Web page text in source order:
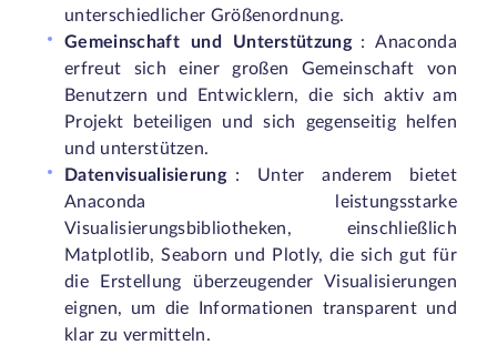
unterschiedlicher Größenordnung.
Gemeinschaft und Unterstützung : Anaconda
erfreut sich einer großen Gemeinschaft von
Benutzern und Entwicklern, die sich aktiv am
Projekt beteiligen und sich gegenseitig helfen
und unterstützen.
Datenvisualisierung : Unter anderem bietet
Anaconda leistungsstarke
Visualisierungsbibliotheken, einschließlich
Matplotlib, Seaborn und Plotly, die sich gut für
die Erstellung überzeugender Visualisierungen
eignen, um die Informationen transparent und
klar zu vermitteln.